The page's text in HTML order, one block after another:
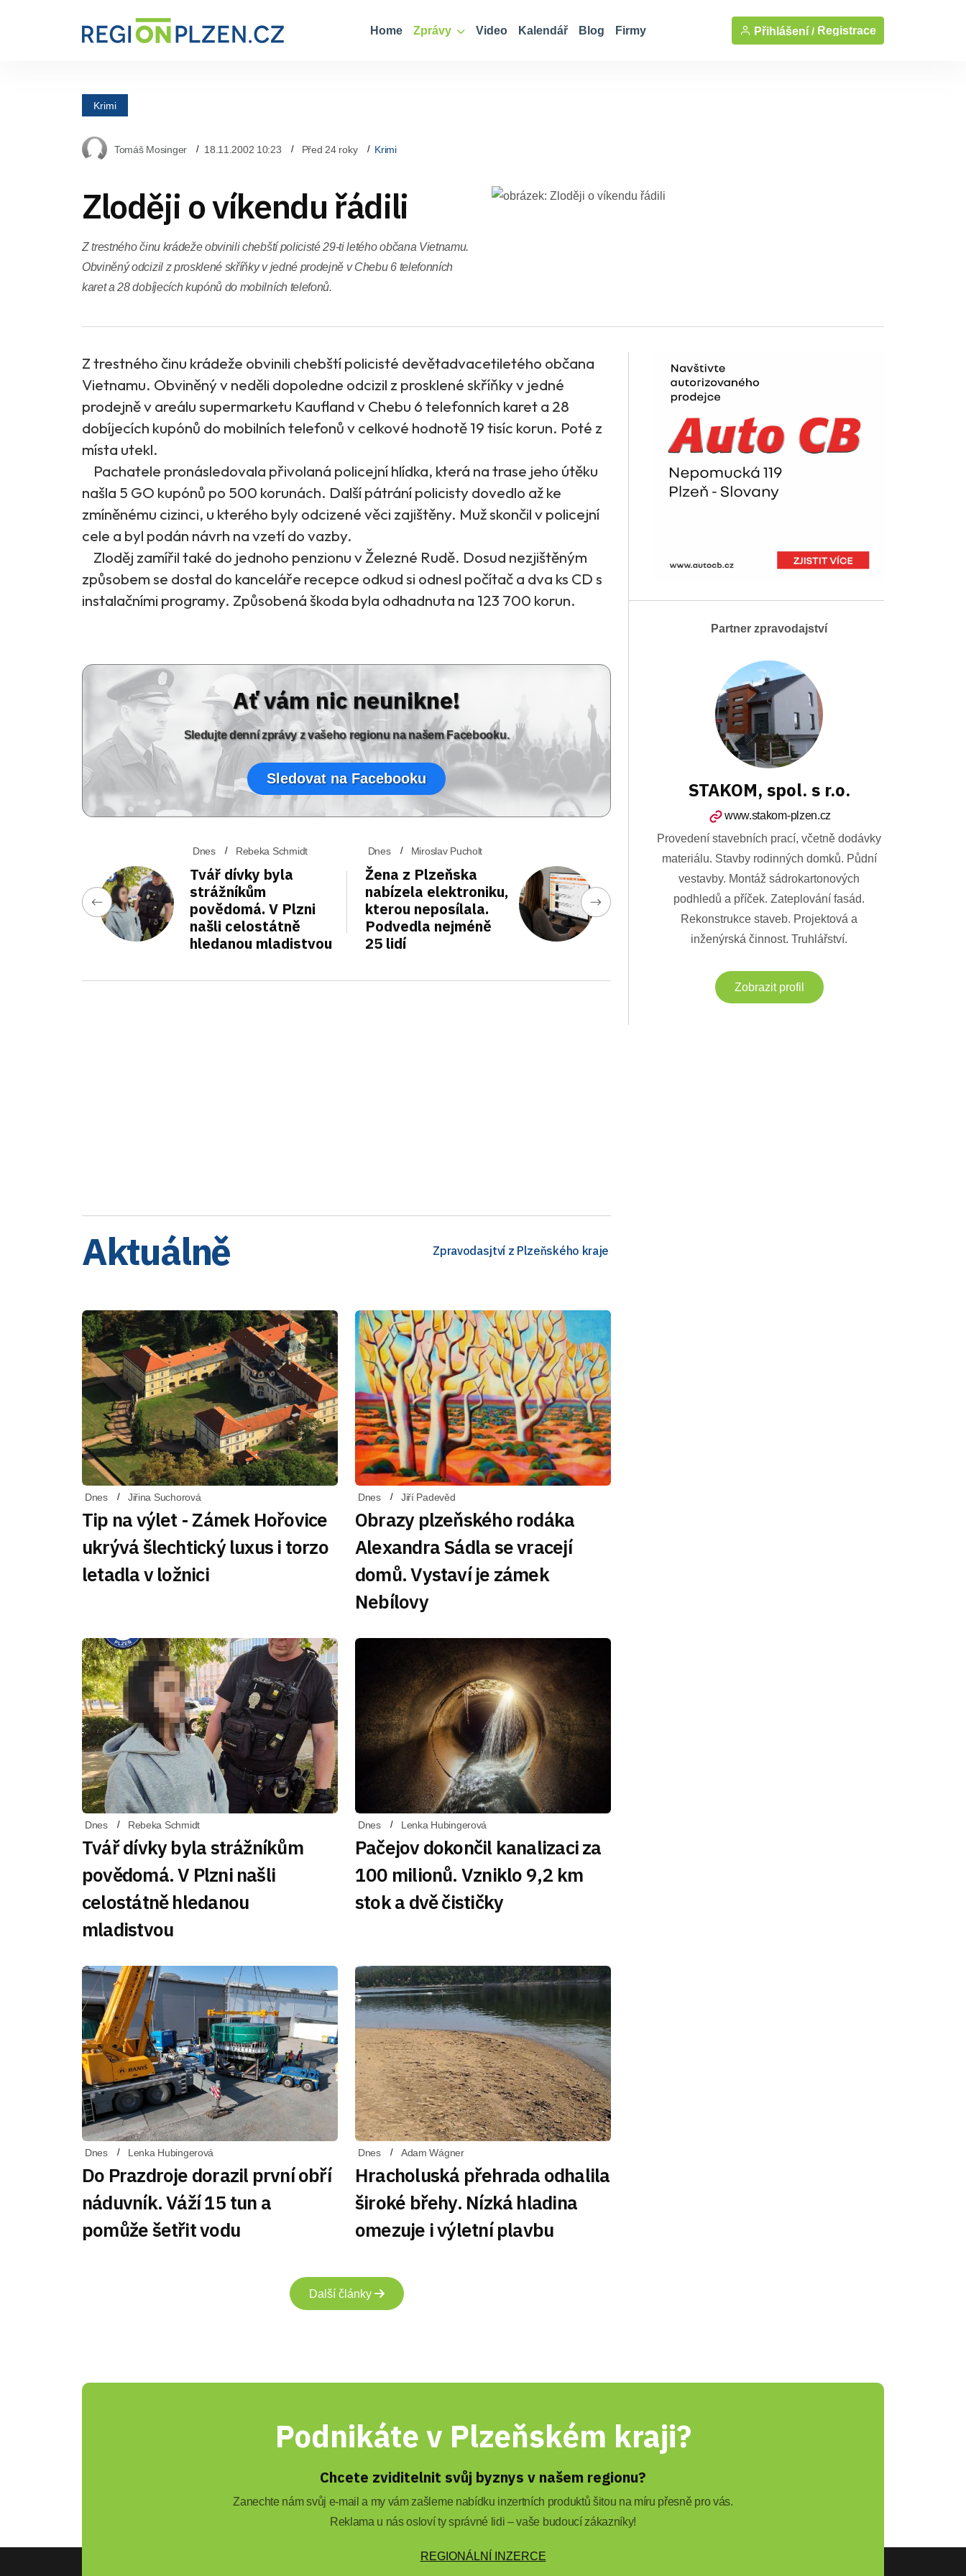
Home Zprávy Video Kalendář Blog Firmy Přihlášení / Registrace
Krimi
Tomáš Mosinger 18.11.2002 10:23 Před 24 roky Krimi
Zloději o víkendu řádili
Z trestného činu krádeže obvinili chebští policisté 29-ti letého občana Vietnamu.
Obviněný odcizil z prosklené skříňky v jedné prodejně v Chebu 6 telefonních
karet a 28 dobíjecích kupónů do mobilních telefonů.
Z trestného činu krádeže obvinili chebští policisté devětadvacetiletého občana
Vietnamu. Obviněný v neděli dopoledne odcizil z prosklené skříňky v jedné
prodejně v areálu supermarketu Kaufland v Chebu 6 telefonních karet a 28
dobíjecích kupónů do mobilních telefonů v celkové hodnotě 19 tisíc korun. Poté z
místa utekl.
Pachatele pronásledovala přivolaná policejní hlídka, která na trase jeho útěku
našla 5 GO kupónů po 500 korunách. Další pátrání policisty dovedlo až ke
zmíněnému cizinci, u kterého byly odcizené věci zajištěny. Muž skončil v policejní
cele a byl podán návrh na vzetí do vazby.
Zloděj zamířil také do jednoho penzionu v Železné Rudě. Dosud nezjištěným
způsobem se dostal do kanceláře recepce odkud si odnesl počítač a dva ks CD s
instalačními programy. Způsobená škoda byla odhadnuta na 123 700 korun.
Ať vám nic neunikne!
Sledujte denní zprávy z vašeho regionu na našem Facebooku.
Sledovat na Facebooku
Dnes Rebeka Schmidt
Tvář dívky byla
strážníkům
povědomá. V Plzni
našli celostátně
hledanou mladistvou
Dnes Miroslav Pucholt
Žena z Plzeňska
nabízela elektroniku,
kterou neposílala.
Podvedla nejméně
25 lidí
Aktuálně Zpravodasjtví z Plzeňského kraje
Dnes Jiřina Suchorová
Tip na výlet - Zámek Hořovice
ukrývá šlechtický luxus i torzo
letadla v ložnici
Dnes Jiří Padevěd
Obrazy plzeňského rodáka
Alexandra Sádla se vracejí
domů. Vystaví je zámek
Nebílovy
Dnes Rebeka Schmidt
Tvář dívky byla strážníkům
povědomá. V Plzni našli
celostátně hledanou
mladistvou
Dnes Lenka Hubingerová
Pačejov dokončil kanalizaci za
100 milionů. Vzniklo 9,2 km
stok a dvě čističky
Dnes Lenka Hubingerová
Do Prazdroje dorazil první obří
náduvník. Váží 15 tun a
pomůže šetřit vodu
Dnes Adam Wágner
Hracholuská přehrada odhalila
široké břehy. Nízká hladina
omezuje i výletní plavbu
Další články
Partner zpravodajství
STAKOM, spol. s r.o.
www.stakom-plzen.cz
Provedení stavebních prací, včetně dodávky
materiálu. Stavby rodinných domků. Půdní
vestavby. Montáž sádrokartonových
podhledů a příček. Zateplování fasád.
Rekonstrukce staveb. Projektová a
inženýrská činnost. Truhlářství.
Zobrazit profil
Podnikáte v Plzeňském kraji?
Chcete zviditelnit svůj byznys v našem regionu?
Zanechte nám svůj e-mail a my vám zašleme nabídku inzertních produktů šitou na míru přesně pro vás.
Reklama u nás osloví ty správné lidi – vaše budoucí zákazníky!
REGIONÁLNÍ INZERCE